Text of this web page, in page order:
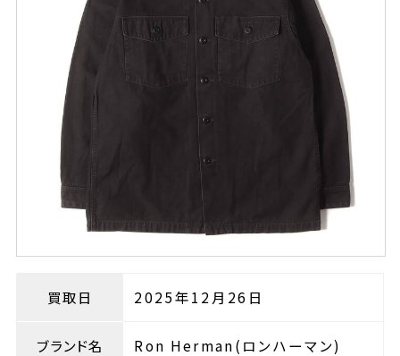
買取日 2025年12月26日
ブランド名 Ron Herman(ロンハーマン)